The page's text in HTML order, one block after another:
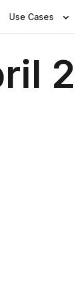
Use Cases